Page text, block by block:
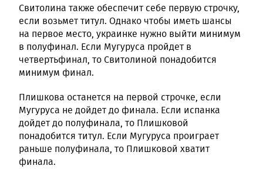
Свитолина также обеспечит себе первую строчку,
если возьмет титул. Однако чтобы иметь шансы
на первое место, украинке нужно выйти минимум
в полуфинал. Если Мугуруса пройдет в
четвертьфинал, то Свитолиной понадобится
минимум финал.
Плишкова останется на первой строчке, если
Мугуруса не дойдет до финала. Если испанка
дойдет до полуфинала, то Плишковой
понадобится титул. Если Мугуруса проиграет
раньше полуфинала, то Плишковой хватит
финала.